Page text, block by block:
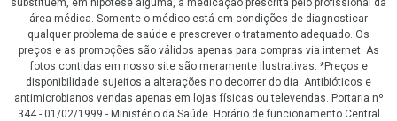
área médica. Somente o médico está em condições de diagnosticar
qualquer problema de saúde e prescrever o tratamento adequado. Os
preços e as promoções são válidos apenas para compras via internet. As
fotos contidas em nosso site são meramente ilustrativas. *Preços e
disponibilidade sujeitos a alterações no decorrer do dia. Antibióticos e
antimicrobianos vendas apenas em lojas físicas ou televendas. Portaria nº
344 - 01/02/1999 - Ministério da Saúde. Horário de funcionamento Central